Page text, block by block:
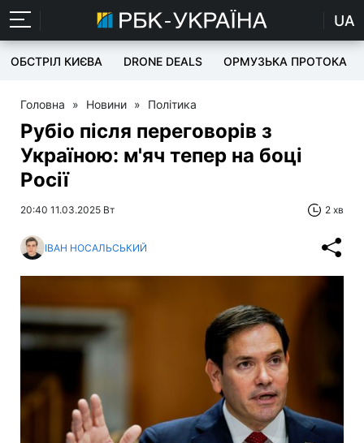
UA
ОБСТРІЛ КИЄВА DRONE DEALS ОРМУЗЬКА ПРОТОКА
Головна » Новини » Політика
Рубіо після переговорів з
Україною: м'яч тепер на боці
Росії
20:40 11.03.2025 Вт 2 хв
ІВАН НОСАЛЬСЬКИЙ